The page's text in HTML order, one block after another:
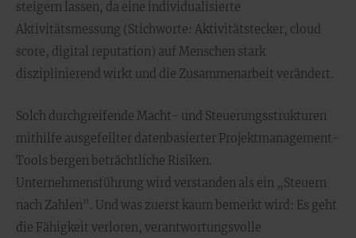
steigern lassen, da eine individualisierte
Aktivitätsmessung (Stichworte: Aktivitätstecker, cloud
score, digital reputation) auf Menschen stark
disziplinierend wirkt und die Zusammenarbeit verändert.
Solch durchgreifende Macht- und Steuerungsstrukturen
mithilfe ausgefeilter datenbasierter Projektmanagement-
Tools bergen beträchtliche Risiken.
Unternehmensführung wird verstanden als ein „Steuern
nach Zahlen". Und was zuerst kaum bemerkt wird: Es geht
die Fähigkeit verloren, verantwortungsvolle